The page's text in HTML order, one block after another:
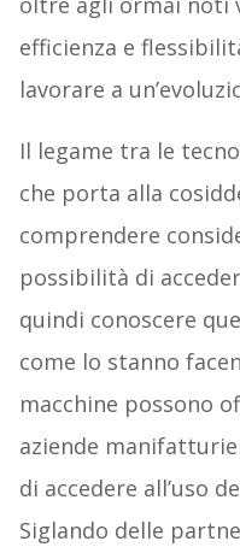
efficienza e
lavorare a
Il legame tra le
che porta alla
comprendere
possibilità di
quindi conoscere
come lo stanno
macchine possono
aziende
di accedere all’uso
Siglando delle